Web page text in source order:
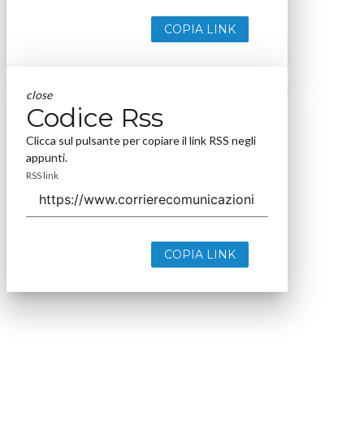
COPIA LINK
close
Codice Rss
Clicca sul pulsante per copiare il link RSS negli
appunti.
RSS link
COPIA LINK